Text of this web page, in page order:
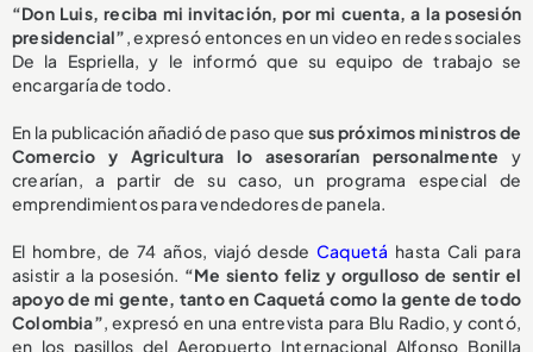
“Don Luis, reciba mi invitación, por mi cuenta, a la posesión
presidencial”, expresó entonces en un video en redes sociales
De la Espriella, y le informó que su equipo de trabajo se
encargaría de todo.
En la publicación añadió de paso que sus próximos ministros de
Comercio y Agricultura lo asesorarían personalmente y
crearían, a partir de su caso, un programa especial de
emprendimientos para vendedores de panela.
El hombre, de 74 años, viajó desdeCaquetá hasta Cali para
asistir a la posesión. “Me siento feliz y orgulloso de sentir el
apoyo de mi gente, tanto en Caquetá como la gente de todo
Colombia”, expresó en una entrevista para Blu Radio, y contó,
en los pasillos del Aeropuerto Internacional Alfonso Bonilla